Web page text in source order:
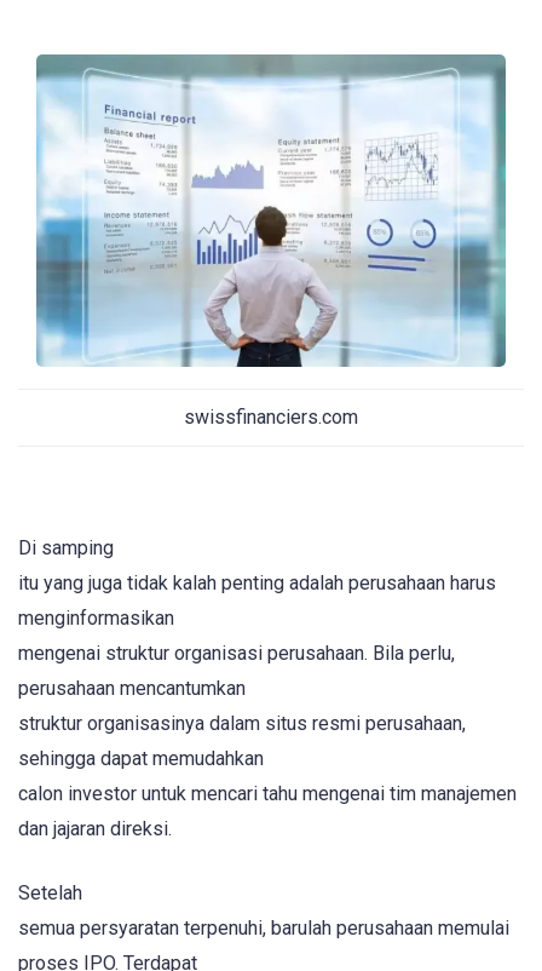
swissfinanciers.com
Di samping
itu yang juga tidak kalah penting adalah perusahaan harus
menginformasikan
mengenai struktur organisasi perusahaan. Bila perlu,
perusahaan mencantumkan
struktur organisasinya dalam situs resmi perusahaan,
sehingga dapat memudahkan
calon investor untuk mencari tahu mengenai tim manajemen
dan jajaran direksi.
Setelah
semua persyaratan terpenuhi, barulah perusahaan memulai
proses IPO. Terdapat